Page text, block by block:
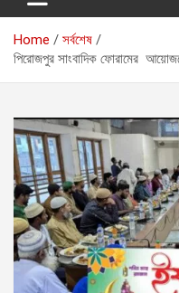
Home
সর্বশেষ
পিরোজপুর সাংবাদিক ফোরামের